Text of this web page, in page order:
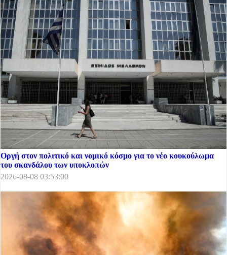
Οργή στον πολιτικό και νομικό κόσμο για το νέο κουκούλωμα
του σκανδάλου των υποκλοπών
2026-08-08 03:53:00